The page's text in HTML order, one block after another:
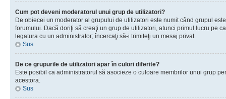
Cum pot deveni moderatorul unui grup de utilizatori?
De obiecei un moderator al grupului de utilizatori este numit când grupul
forumului. Dacă doriţi să creaţi un grup de utilizatori, atunci primul lucru pe
legatura cu un administrator; încercaţi să-i trimiteţi un mesaj privat.
Sus
De ce grupurile de utilizatori apar în culori diferite?
Este posibil ca administratorul să asocieze o culoare membrilor unui grup
acestora.
Sus